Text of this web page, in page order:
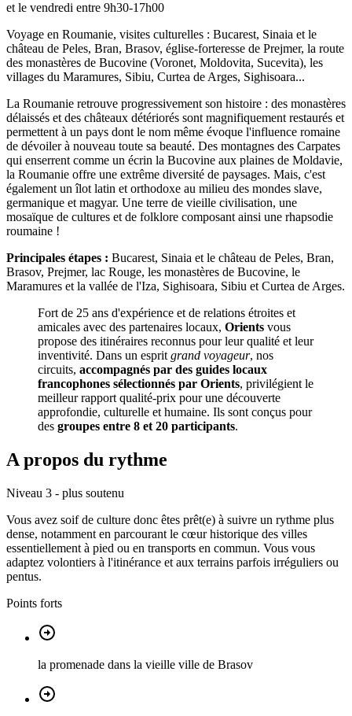
et le vendredi entre 9h30-17h00
Voyage en Roumanie, visites culturelles : Bucarest, Sinaia et le
château de Peles, Bran, Brasov, église-forteresse de Prejmer, la route
des monastères de Bucovine (Voronet, Moldovita, Sucevita), les
villages du Maramures, Sibiu, Curtea de Arges, Sighisoara...
La Roumanie retrouve progressivement son histoire : des monastères
délaissés et des châteaux détériorés sont magnifiquement restaurés et
permettent à un pays dont le nom même évoque l'influence romaine
de dévoiler à nouveau toute sa beauté. Des montagnes des Carpates
qui enserrent comme un écrin la Bucovine aux plaines de Moldavie,
la Roumanie offre une extrême diversité de paysages. Mais, c'est
également un îlot latin et orthodoxe au milieu des mondes slave,
germanique et magyar. Une terre de vieille civilisation, une
mosaïque de cultures et de folklore composant ainsi une rhapsodie
roumaine !
Principales étapes : Bucarest, Sinaia et le château de Peles, Bran,
Brasov, Prejmer, lac Rouge, les monastères de Bucovine, le
Maramures et la vallée de l'Iza, Sighisoara, Sibiu et Curtea de Arges.
Fort de 25 ans d'expérience et de relations étroites et
amicales avec des partenaires locaux, Orients vous
propose des itinéraires reconnus pour leur qualité et leur
inventivité. Dans un esprit grand voyageur, nos
circuits, accompagnés par des guides locaux
francophones sélectionnés par Orients, privilégient le
meilleur rapport qualité-prix pour une découverte
approfondie, culturelle et humaine. Ils sont conçus pour
des groupes entre 8 et 20 participants.
A propos du rythme
Niveau 3 - plus soutenu
Vous avez soif de culture donc êtes prêt(e) à suivre un rythme plus
dense, notamment en parcourant le cœur historique des villes
essentiellement à pied ou en transports en commun. Vous vous
adaptez volontiers à l'itinérance et aux terrains parfois irréguliers ou
pentus.
Points forts
la promenade dans la vieille ville de Brasov